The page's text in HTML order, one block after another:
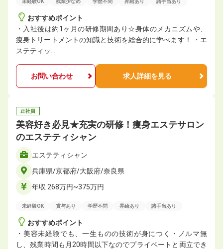
未経験OK 残業少なめ 学歴不問 昇給あり 諸手当あり
おすすめポイント
・入社後は約1ヶ月の研修期間あり☆身体のメカニズムや、
痩身トリートメントの知識と技術を総合的に学べます！ ・エ
ステティッ…
お問い合わせ 求人詳細を見る
正社員
美容好き必見★充実の研修！痩身エステサロン
のエステティシャン
エステティシャン
兵庫県/京都府/大阪府/奈良県
年収 268万円~375万円
未経験OK 賞与あり 学歴不問 昇給あり 諸手当あり
おすすめポイント
・美容未経験でも、一生ものの技術が身につく・ノルマ無
し、残業時間も月20時間以下なのでプライベートと両立でき